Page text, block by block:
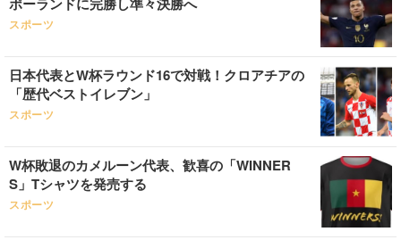
コメントポスト
リリース ショップ
スポーツ
日本代表とW杯ラウンド16で対戦！クロアチアの
「歴代ベストイレブン」
スポーツ
W杯敗退のカメルーン代表、歓喜の「WINNER
S」Tシャツを発売する
スポーツ